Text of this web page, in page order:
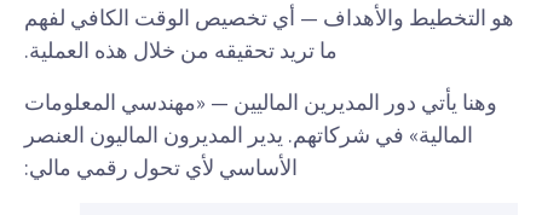
هو التخطيط والأهداف — أي تخصيص الوقت الكافي لفهم
ما تريد تحقيقه من خلال هذه العملية.
وهنا يأتي دور المديرين الماليين — «مهندسي المعلومات
المالية» في شركاتهم. يدير المديرون الماليون العنصر
الأساسي لأي تحول رقمي مالي: